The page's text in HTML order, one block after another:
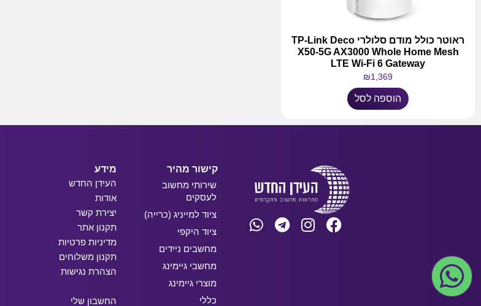
ראוטר כולל מודם סלולרי TP-Link Deco
X50-5G AX3000 Whole Home Mesh
LTE Wi-Fi 6 Gateway
₪1,369
הוספה לסל
קישור מהיר
שירותי מחשוב
לעסקים
ציוד למייניג (כרייה)
ציוד היקפי
מחשבים ניידים
מחשבי גיימינג
מוצרי גיימינג
כללי
מידע
העידן החדש
אודות
יצירת קשר
תקנון אתר
מדיניות פרטיות
תקנון משלוחים
הצהרת נגישות
החשבון שלי